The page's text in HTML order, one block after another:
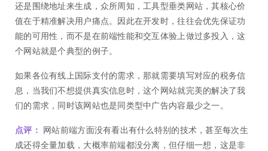
还是围绕地址来生成，众所周知，工具型垂类网站，其核心价
值在于精准解决用户痛点。因此在开发时，往往会优先保证功
能的可用性，而不是在前端性能和交互体验上做过多投入，这
个网站就是个典型的例子。
如果各位有线上国际支付的需求，那就需要填写对应的税务信
息，当我们不想提供真实信息时，这个网站就完美的解决了我
们的需求，同时该网站也是同类型中广告内容最少之一。
点评： 网站前端方面没有看出有什么特别的技术，甚至每次生
成还得全量加载，大概率前端都没分离，但仔细一想，这是非